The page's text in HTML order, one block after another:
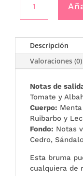
ambiente
love
mint
Boles
D’Olor
cantidad
Descripción
Valoraciones (0)
Notas de
Tomate y
Cuerpo:
Ruibarbo y
Fondo: Notas
Cedro,
Esta bruma
cualquiera de